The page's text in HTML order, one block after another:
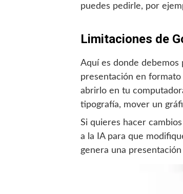
puedes pedirle, por
Limitaciones de
Aquí es donde
presentación en
abrirlo en tu
tipografía, mover un
Si quieres hacer
a la IA para que
genera una